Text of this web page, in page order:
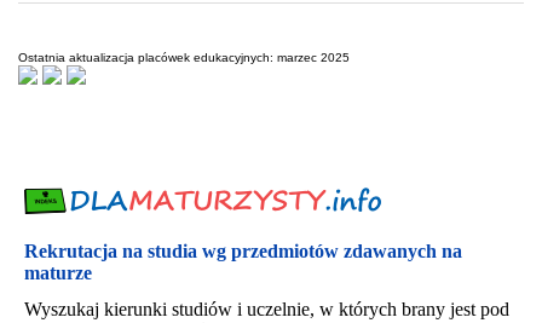
Ostatnia aktualizacja placówek edukacyjnych: marzec 2025
Rekrutacja na studia wg przedmiotów zdawanych na
maturze
Wyszukaj kierunki studiów i uczelnie, w których brany jest pod